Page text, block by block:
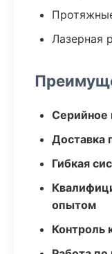
Лазерная
Серийное
Доставка
Гибкая
опытом
Контроль